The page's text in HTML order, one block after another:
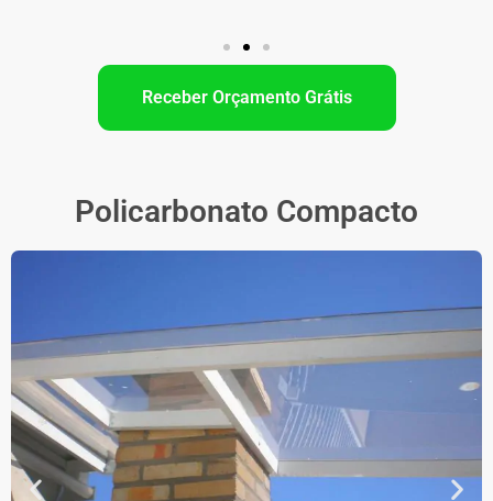
Receber Orçamento Grátis
Policarbonato Compacto